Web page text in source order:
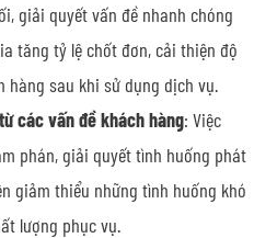
giải quyết vấn đề nhanh chóng
tăng tỷ lệ chốt đơn, cải thiện độ
hàng sau khi sử dụng dịch vụ.
các vấn đề khách hàng: Việc
phán, giải quyết tình huống phát
giảm thiểu những tình huống khó
lượng phục vụ.